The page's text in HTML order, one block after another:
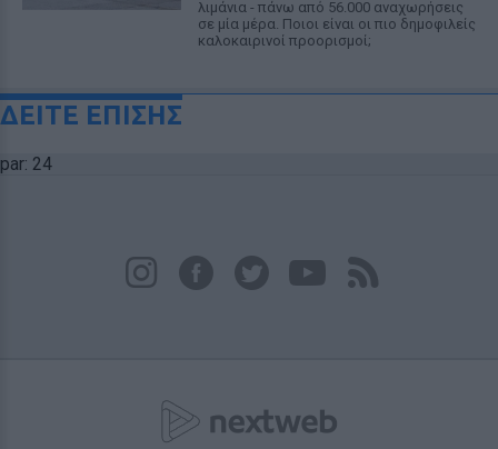
λιμάνια - πάνω από 56.000 αναχωρήσεις
σε μία μέρα. Ποιοι είναι οι πιο δημοφιλείς
καλοκαιρινοί προορισμοί;
ΔΕΙΤΕ ΕΠΙΣΗΣ
par: 24